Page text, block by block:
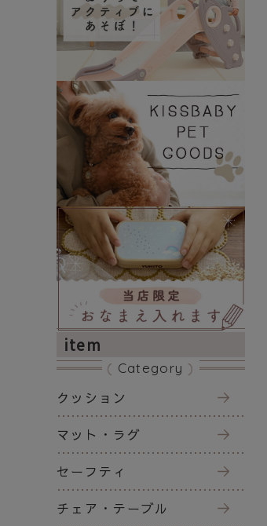
item
Category
クッション
マット・ラグ
セーフティ
チェア・テーブル